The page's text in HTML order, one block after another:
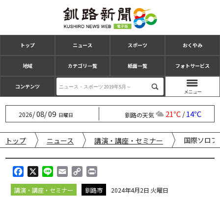
トップ ニュース スポーツ おくやみ
地域 カテゴリ一覧 紙面一覧 フォトサービス
コンテンツ
2026/08/09 日曜日 釧路の天気 21℃/14℃
トップ ニュース 講演・講座・セミナー 国際ソロ
a
c
i
n
m
a
o
p
r
i
講演・講座・セミナー 釧路市 2024年4月2日 火曜日